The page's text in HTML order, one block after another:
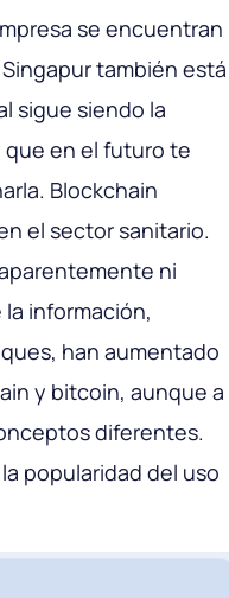
se encuentran
también está
sigue siendo la
que en el futuro te
. Blockchain
el sector sanitario.
ni
información,
han aumentado
y bitcoin, aunque a
diferentes.
popularidad del uso